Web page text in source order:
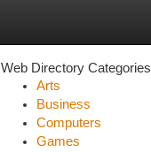
Web Directory Categories
Arts
Business
Computers
Games